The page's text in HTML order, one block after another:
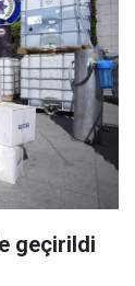
geçirildi